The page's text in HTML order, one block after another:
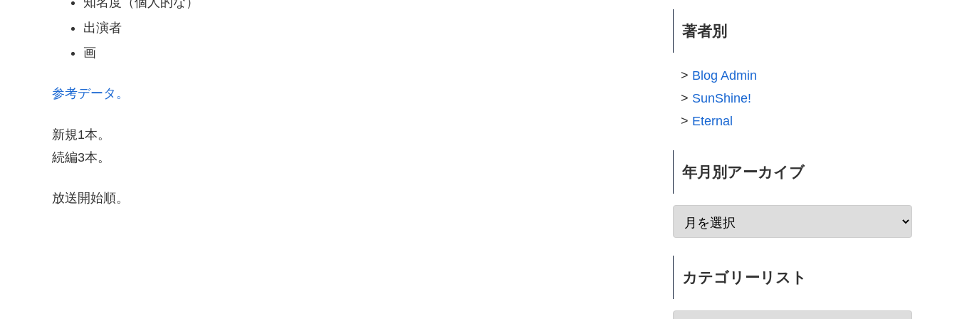
出演者
画
参考データ。
新規1本。
続編3本。
放送開始順。
著者別
Blog Admin
SunShine!
Eternal
年月別アーカイブ
カテゴリーリスト